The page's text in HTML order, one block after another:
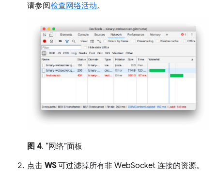
请参阅检查网络活动。
图 4. “网络”面板
点击 WS可过滤掉所有非 WebSocket 连接的资源。